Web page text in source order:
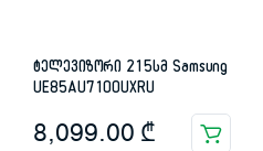
ტელევიზორი 215სმ Samsung
UE85AU7100UXRU
8,099.00 ₾